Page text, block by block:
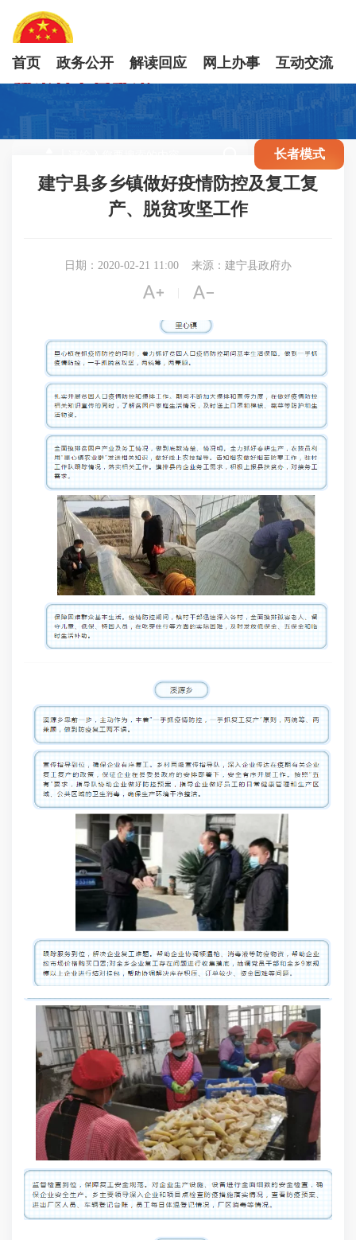
首页 政务公开 解读回应 网上办事 互动交流
长者模式
建宁县多乡镇做好疫情防控及复工复
产、脱贫攻坚工作
日期：2020-02-21 11:00 来源：建宁县政府办
 